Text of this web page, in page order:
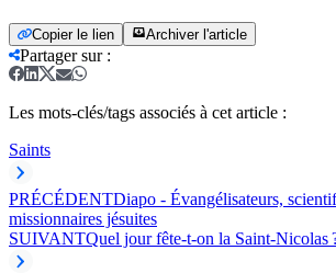
Copier le lien Archiver l'article
Partager sur:
Les mots-clés/tags associés à cet article :
Saints
PRÉCÉDENTDiapo - Évangélisateurs,
missionnaires jésuites
SUIVANTQuel jour fête-t-on la Saint-Nicolas